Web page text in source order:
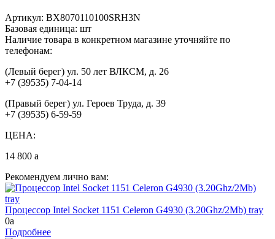
Артикул: BX8070110100SRH3N
Базовая единица: шт
Наличие товара в конкретном магазине уточняйте по
телефонам:
(Левый берег) ул. 50 лет ВЛКСМ, д. 26
+7 (39535) 7-04-14
(Правый берег) ул. Героев Труда, д. 39
+7 (39535) 6-59-59
ЦЕНА:
14 800 a
Рекомендуем лично вам:
Процессор Intel Socket 1151 Celeron G4930 (3.20Ghz/2Mb) tray
0a
Подробнее